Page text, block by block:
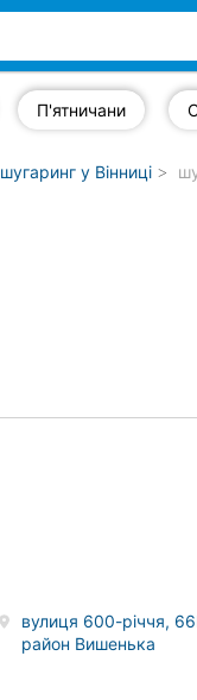
П'ятничани
шугаринг у Вінниці
вулиця 600-річчя,
район Вишенька